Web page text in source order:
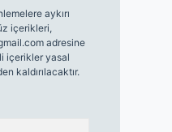
aykırı
içerikleri,
adresine
içerikler yasal
kaldırılacaktır.